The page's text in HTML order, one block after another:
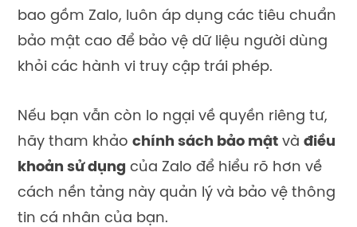
bao gồm Zalo, luôn áp dụng các tiêu chuẩn
bảo mật cao để bảo vệ dữ liệu người dùng
khỏi các hành vi truy cập trái phép.
Nếu bạn vẫn còn lo ngại về quyền riêng tư,
hãy tham khảo chính sách bảo mật và điều
khoản sử dụng của Zalo để hiểu rõ hơn về
cách nền tảng này quản lý và bảo vệ thông
tin cá nhân của bạn.